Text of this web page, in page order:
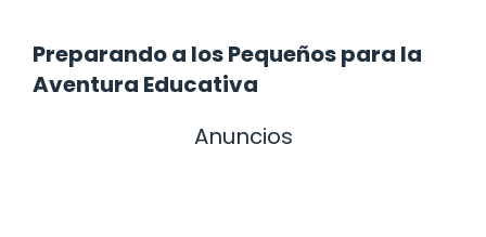
Preparando a los Pequeños para la
Aventura Educativa
Anuncios